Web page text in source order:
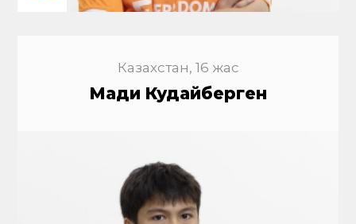
Казахстан, 16 жас
Мади Кудайберген